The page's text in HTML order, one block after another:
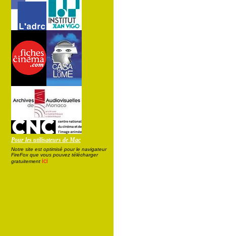
Pour les utilisateurs de Mac
Notre site est optimisé pour le navigateur
FireFox que vous pouvez télécharger
gratuitement ici